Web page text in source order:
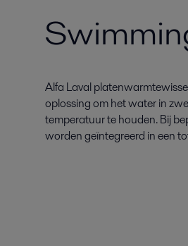
Alfa Laval
oplossing om het water in
temperatuur te houden. Bij
worden geïntegreerd in een